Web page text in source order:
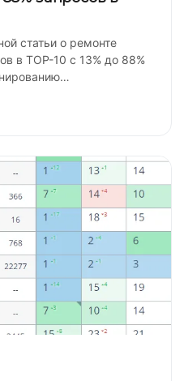
статьи о ремонте
в TOP-10 с 13% до 88%